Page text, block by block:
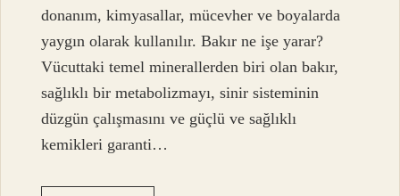
donanım, kimyasallar, mücevher ve boyalarda
yaygın olarak kullanılır. Bakır ne işe yarar?
Vücuttaki temel minerallerden biri olan bakır,
sağlıklı bir metabolizmayı, sinir sisteminin
düzgün çalışmasını ve güçlü ve sağlıklı
kemikleri garanti…